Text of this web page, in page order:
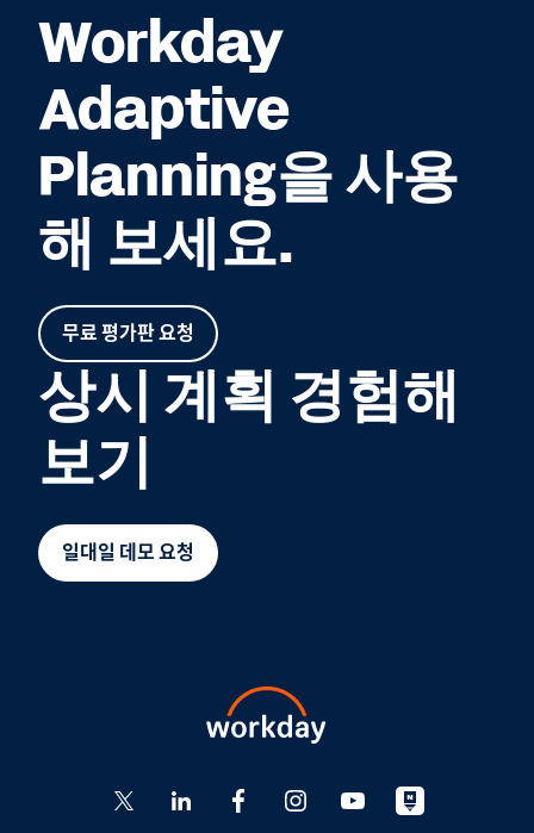
Workday
Adaptive
Planning을 사용
해 보세요.
무료 평가판 요청
상시 계획 경험해
보기
일대일 데모 요청